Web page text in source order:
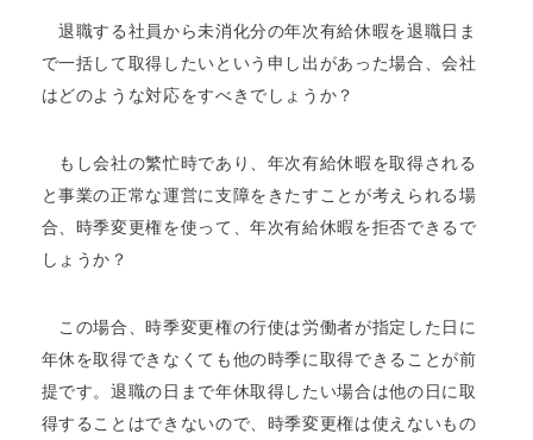
退職する社員から未消化分の年次有給休暇を退職日ま
で一括して取得したいという申し出があった場合、会社
はどのような対応をすべきでしょうか？
もし会社の繁忙時であり、年次有給休暇を取得される
と事業の正常な運営に支障をきたすことが考えられる場
合、時季変更権を使って、年次有給休暇を拒否できるで
しょうか？
この場合、時季変更権の行使は労働者が指定した日に
年休を取得できなくても他の時季に取得できることが前
提です。退職の日まで年休取得したい場合は他の日に取
得することはできないので、時季変更権は使えないもの